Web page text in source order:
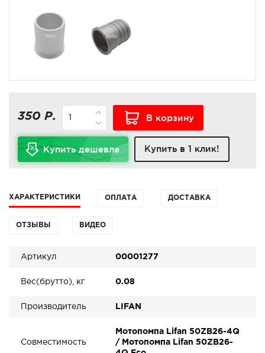
350 Р. В корзину
Купить дешевле Купить в 1 клик!
ХАРАКТЕРИСТИКИ ОПЛАТА ДОСТАВКА
ОТЗЫВЫ ВИДЕО
Артикул 00001277
Вес(брутто), кг 0.08
Производитель LIFAN
Совместимость
Мотопомпа Lifan 50ZB26-4Q
/ Мотопомпа Lifan 50ZB26-